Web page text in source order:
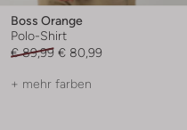
Boss Orange
Polo-Shirt
€ 89,99 € 80,99
+ mehr farben